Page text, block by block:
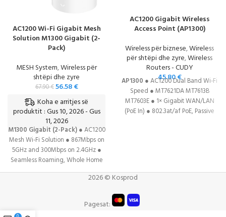
AC1200 Wi-Fi Gigabit Mesh
Solution M1300 Gigabit (2-
Pack)
MESH System,Wireless për
shtëpi dhe zyre
67.90€56.58€
Koha e arritjes së
produktit : Gus 10, 2026 - Gus
11, 2026
M1300 Gigabit (2-Pack)● AC1200
Mesh Wi-Fi Solution ● 867Mbps on
5GHz and 300Mbps on 2.4GHz ●
Seamless Roaming, Whole Home
Coverage ● 2 Gigabit Ethernet
Ports ● Compatible with 15 more
PPTP/L2TP/OpenVPN/WireGuard/IPSec/Zerotier
AC1200 Gigabit Wireless
Access Point (AP1300)
Wireless për biznese,Wireless
për shtëpi dhe zyre,Wireless
Routers - CUDY
45.80€
AP1300 ● AC1200 Dual Band Wi-Fi
Speed ● MT7621DA MT7613B
MT7603E ● 1× Gigabit WAN/LAN
(PoE In) ● 802.3at/af PoE, Passive
2026 © Kosprod
Pagesat: